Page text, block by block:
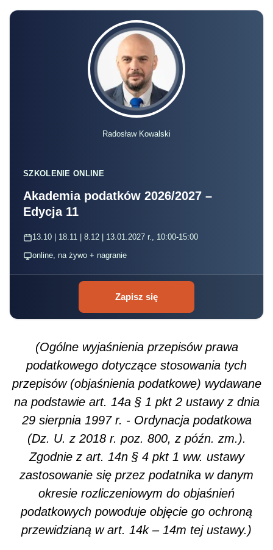
Radosław Kowalski
SZKOLENIE ONLINE
Akademia podatków 2026/2027 –
Edycja 11
13.10 | 18.11 | 8.12 | 13.01.2027 r., 10:00-15:00
online, na żywo + nagranie
Zapisz się
(Ogólne wyjaśnienia przepisów prawa
podatkowego dotyczące stosowania tych
przepisów (objaśnienia podatkowe) wydawane
na podstawie art. 14a § 1 pkt 2 ustawy z dnia
29 sierpnia 1997 r. - Ordynacja podatkowa
(Dz. U. z 2018 r. poz. 800, z późn. zm.).
Zgodnie z art. 14n § 4 pkt 1 ww. ustawy
zastosowanie się przez podatnika w danym
okresie rozliczeniowym do objaśnień
podatkowych powoduje objęcie go ochroną
przewidzianą w art. 14k – 14m tej ustawy.)